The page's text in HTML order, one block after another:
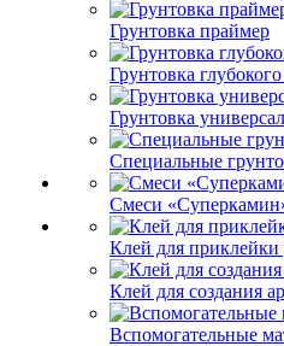
Грунтовка праймер
Грунтовка
Грунтовка
Специальные
Смеси
Клей для приклейки
Клей для создания
Вспомогательные